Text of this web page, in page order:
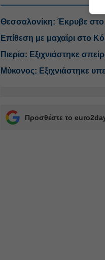
Θεσσαλονίκη: Έκρυβε στο
Eπίθεση με μαχαίρι στο
Πιερία: Εξιχνιάστηκε
Μύκονος: Εξιχνιάστηκε
Προσθέστε το